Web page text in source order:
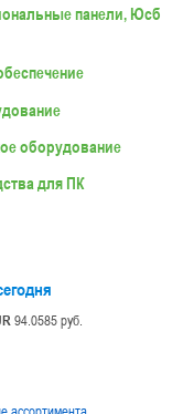
панели, Юсб
оборудование
для ПК
94.0585 руб.